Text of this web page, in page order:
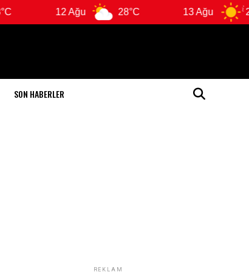
12 Ağu 28°C 13 Ağu 28°C
SON HABERLER
REKLAM